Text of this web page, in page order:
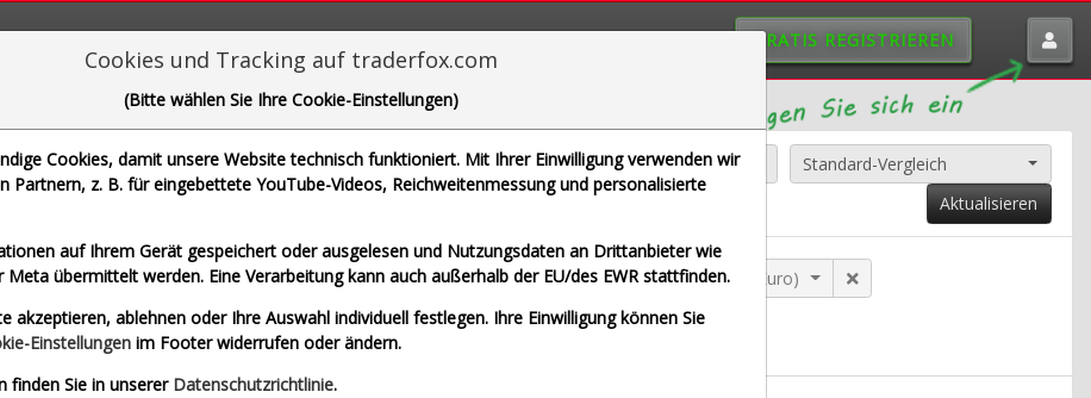
GRATIS REGISTRIEREN
Inc.
Motoren Werke AG und 1 weitere Aktie
Alle Aktien entfernen
Standard-Vergleich
Aktualisieren
Group Inc. (Echtzeit USD) Airbus SE (Echtzeit Euro) Allianz SE (Echtzeit Euro)
AG (Echtzeit Euro) SAP SE (Echtzeit Euro)
Cookies und Tracking auf traderfox.com
(Bitte wählen Sie Ihre Cookie-Einstellungen)
Cookies, damit unsere Website technisch funktioniert. Mit Ihrer Einwilligung verwenden wir
Partnern, z. B. für eingebettete YouTube-Videos, Reichweitenmessung und personalisierte
auf Ihrem Gerät gespeichert oder ausgelesen und Nutzungsdaten an Drittanbieter wie
übermittelt werden. Eine Verarbeitung kann auch außerhalb der EU/des EWR stattfinden.
akzeptieren, ablehnen oder Ihre Auswahl individuell festlegen. Ihre Einwilligung können Sie
Einstellungen im Footer widerrufen oder ändern.
finden Sie in unserer Datenschutzrichtlinie.